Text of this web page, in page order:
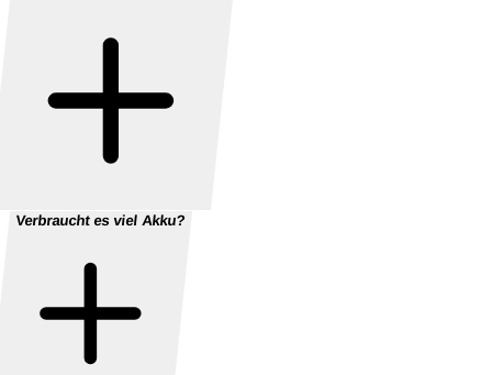
Verbraucht es viel Akku?